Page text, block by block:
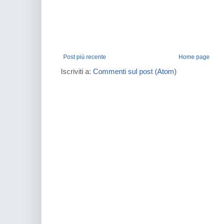
Post più recente Home page
Iscriviti a: Commenti sul post (Atom)